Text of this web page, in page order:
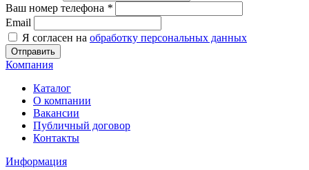
Ваш номер телефона *
Email
Я согласен на обработку персональных данных
Отправить
Компания
Каталог
О компании
Вакансии
Публичный договор
Контакты
Информация